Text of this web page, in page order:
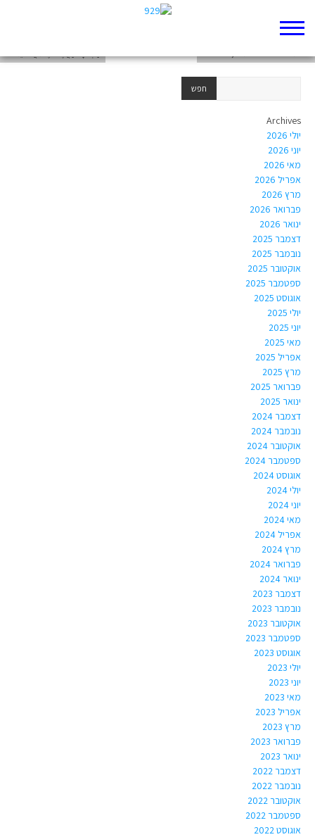
Archives
יולי 2026
יוני 2026
מאי 2026
אפריל 2026
מרץ 2026
פברואר 2026
ינואר 2026
דצמבר 2025
נובמבר 2025
אוקטובר 2025
ספטמבר 2025
אוגוסט 2025
יולי 2025
יוני 2025
מאי 2025
אפריל 2025
מרץ 2025
פברואר 2025
ינואר 2025
דצמבר 2024
נובמבר 2024
אוקטובר 2024
ספטמבר 2024
אוגוסט 2024
יולי 2024
יוני 2024
מאי 2024
אפריל 2024
מרץ 2024
פברואר 2024
ינואר 2024
דצמבר 2023
נובמבר 2023
אוקטובר 2023
ספטמבר 2023
אוגוסט 2023
יולי 2023
יוני 2023
מאי 2023
אפריל 2023
מרץ 2023
פברואר 2023
ינואר 2023
דצמבר 2022
נובמבר 2022
אוקטובר 2022
ספטמבר 2022
אוגוסט 2022